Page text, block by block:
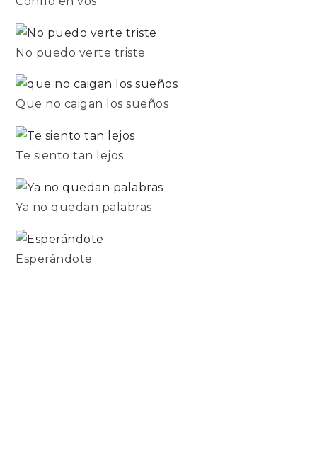
No puedo verte triste
Que no caigan los sueños
Te siento tan lejos
Ya no quedan palabras
Esperándote